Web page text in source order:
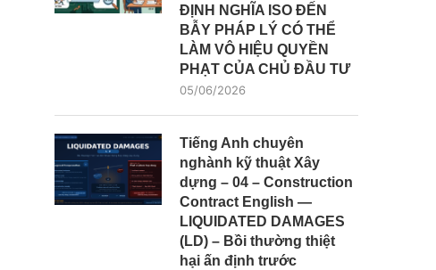
ĐỊNH NGHĨA ISO ĐẾN
BẪY PHÁP LÝ CÓ THỂ
LÀM VÔ HIỆU QUYỀN
PHẠT CỦA CHỦ ĐẦU TƯ
05/06/2026
Tiếng Anh chuyên
nghành kỹ thuật Xây
dựng – 04 – Construction
Contract English —
LIQUIDATED DAMAGES
(LD) – Bồi thường thiệt
hại ấn định trước